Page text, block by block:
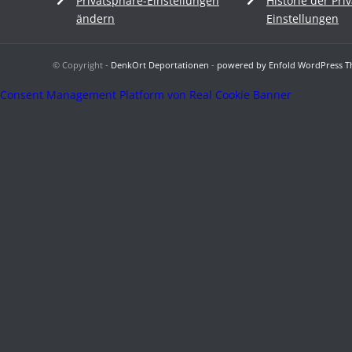
ändern
Einstellungen
© Copyright - DenkOrt Deportationen - powered by Enfold WordPress
Consent Management Platform von Real Cookie Banner